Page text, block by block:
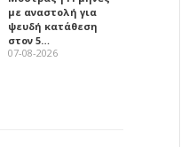
με αναστολή για
ψευδή κατάθεση
στον 5…
07-08-2026